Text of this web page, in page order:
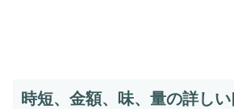
時短、金額、味、量の詳し